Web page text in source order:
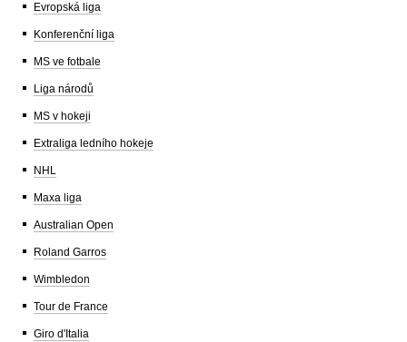
Evropská liga
Konferenční liga
MS ve fotbale
Liga národů
MS v hokeji
Extraliga ledního hokeje
NHL
Maxa liga
Australian Open
Roland Garros
Wimbledon
Tour de France
Giro d'Italia